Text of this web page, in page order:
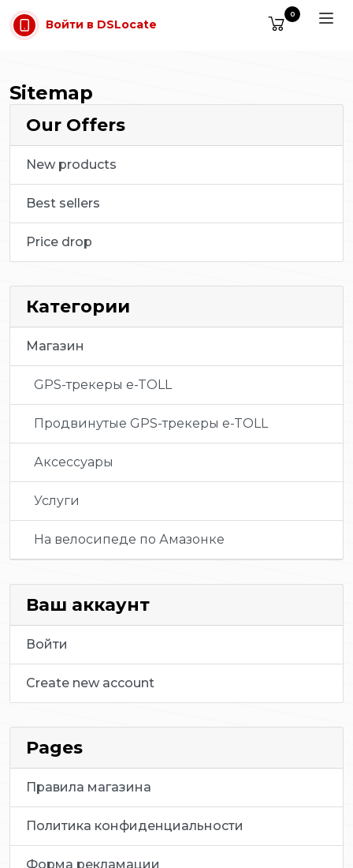
Перейти к содержимому
Войти в DSLocate
0
Sitemap
Our Offers
New products
Best sellers
Price drop
Категории
Магазин
GPS-трекеры e-TOLL
Продвинутые GPS-трекеры e-TOLL
Аксессуары
Услуги
На велосипеде по Амазонке
Ваш аккаунт
Войти
Create new account
Pages
Правила магазина
Политика конфиденциальности
Форма рекламации